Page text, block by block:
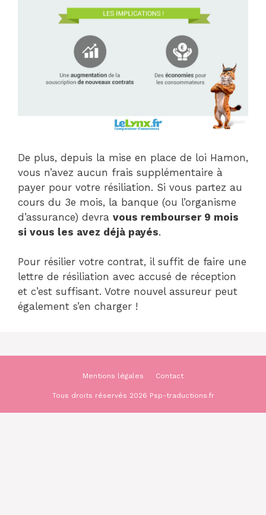
De plus, depuis la mise en place de loi Hamon,
vous n’avez aucun frais supplémentaire à
payer pour votre résiliation. Si vous partez au
cours du 3e mois, la banque (ou l’organisme
d’assurance) devra vous rembourser 9 mois
si vous les avez déjà payés.
Pour résilier votre contrat, il suffit de faire une
lettre de résiliation avec accusé de réception
et c’est suffisant. Votre nouvel assureur peut
également s’en charger !
Mentions légales Contact
Tous droits réservés 2026 Psp-traductions.fr